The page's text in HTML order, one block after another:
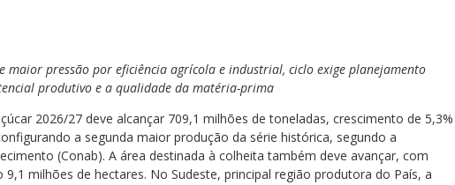
maior pressão por eficiência agrícola e industrial, ciclo exige planejamento
produtivo e a qualidade da matéria-prima
2026/27 deve alcançar 709,1 milhões de toneladas, crescimento de 5,3%
a segunda maior produção da série histórica, segundo a
(Conab). A área destinada à colheita também deve avançar, com
milhões de hectares. No Sudeste, principal região produtora do País, a